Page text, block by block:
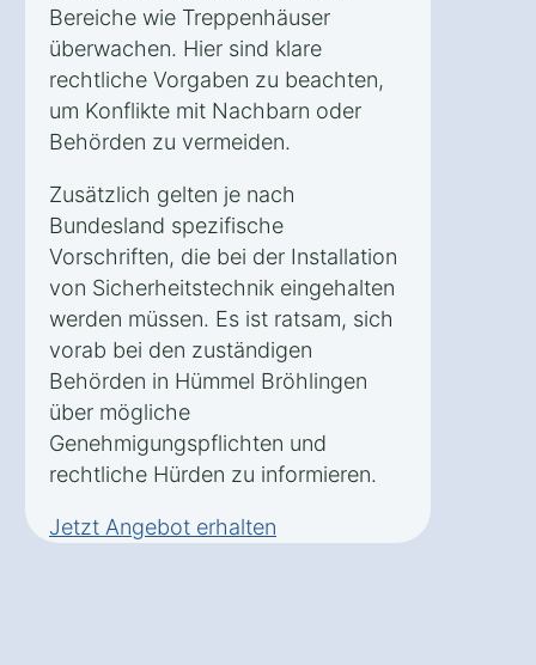
Bereiche wie Treppenhäuser
überwachen. Hier sind klare
rechtliche Vorgaben zu beachten,
um Konflikte mit Nachbarn oder
Behörden zu vermeiden.
Zusätzlich gelten je nach
Bundesland spezifische
Vorschriften, die bei der Installation
von Sicherheitstechnik eingehalten
werden müssen. Es ist ratsam, sich
vorab bei den zuständigen
Behörden in Hümmel Bröhlingen
über mögliche
Genehmigungspflichten und
rechtliche Hürden zu informieren.
Jetzt Angebot erhalten